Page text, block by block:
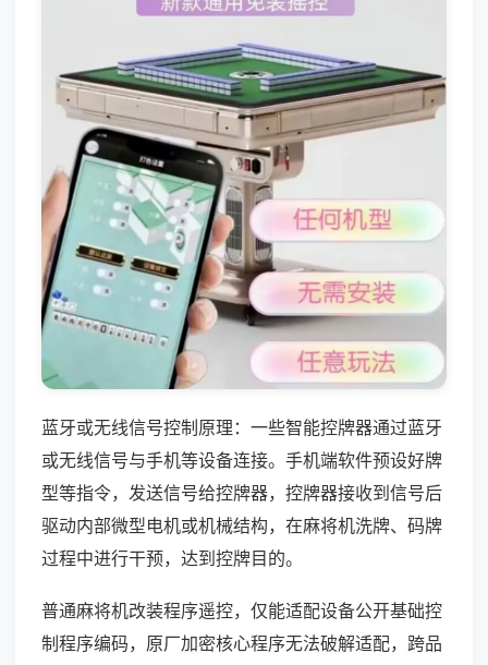
蓝牙或无线信号控制原理：一些智能控牌器通过蓝牙
或无线信号与手机等设备连接。手机端软件预设好牌
型等指令，发送信号给控牌器，控牌器接收到信号后
驱动内部微型电机或机械结构，在麻将机洗牌、码牌
过程中进行干预，达到控牌目的。
普通麻将机改装程序遥控，仅能适配设备公开基础控
制程序编码，原厂加密核心程序无法破解适配，跨品